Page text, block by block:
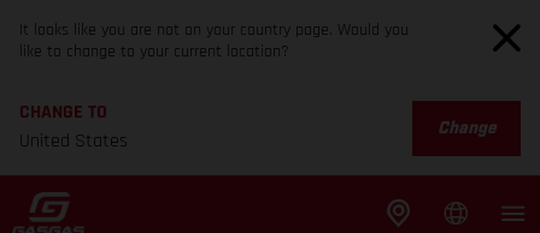
It looks like you are not on your country page. Would you
like to change to your current location?
CHANGE TO
United States
Change